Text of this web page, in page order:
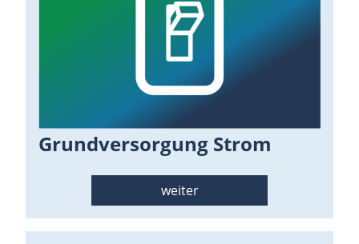
Grundversorgung Strom
weiter